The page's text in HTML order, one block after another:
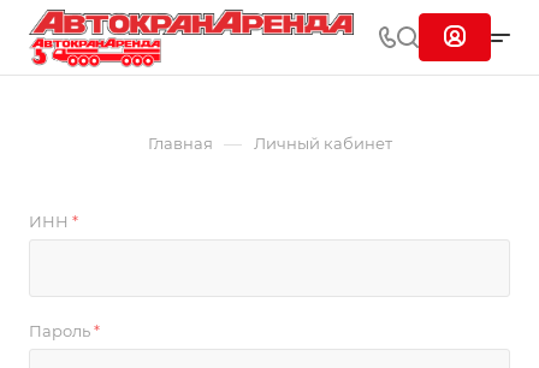
Главная — Личный кабинет
ИНН *
Пароль*